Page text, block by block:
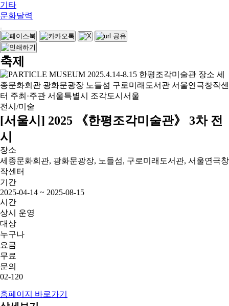
기타
문화달력
축제
전시/미술
[서울시] 2025 《한평조각미술관》 3차 전
시
장소
세종문화회관, 광화문광장, 노들섬, 구로미래도서관, 서울연극창
작센터
기간
2025-04-14 ~ 2025-08-15
시간
상시 운영
대상
누구나
요금
무료
문의
02-120
홈페이지 바로가기